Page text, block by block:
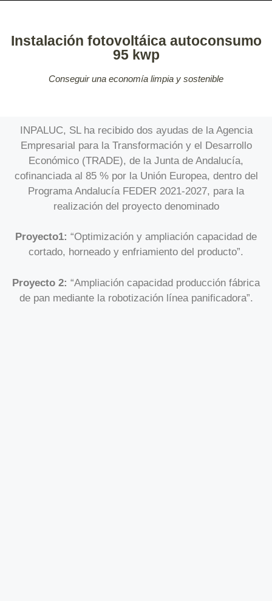
Instalación fotovoltáica autoconsumo
95 kwp
Conseguir una economía limpia y sostenible
INPALUC, SL ha recibido dos ayudas de la Agencia
Empresarial para la Transformación y el Desarrollo
Económico (TRADE), de la Junta de Andalucía,
cofinanciada al 85 % por la Unión Europea, dentro del
Programa Andalucía FEDER 2021-2027, para la
realización del proyecto denominado
Proyecto1: “Optimización y ampliación capacidad de
cortado, horneado y enfriamiento del producto”.
Proyecto 2: “Ampliación capacidad producción fábrica
de pan mediante la robotización línea panificadora”.